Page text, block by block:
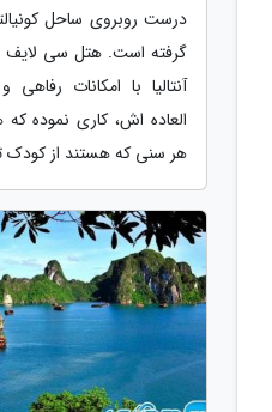
درست روبروی ساحل
گرفته است. هتل سی لایف
آنتالیا با امکانات
العاده اش، کاری نموده که
هر سنی که هستند از کودک